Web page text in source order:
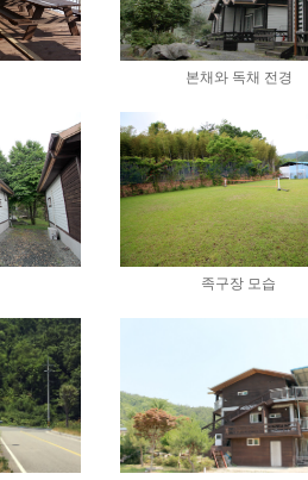
본채와 독채 전경
족구장 모습